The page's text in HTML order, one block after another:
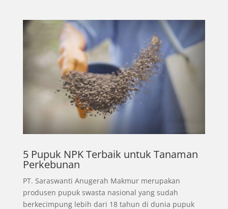
5 Pupuk NPK Terbaik untuk Tanaman
Perkebunan
PT. Saraswanti Anugerah Makmur merupakan
produsen pupuk swasta nasional yang sudah
berkecimpung lebih dari 18 tahun di dunia pupuk